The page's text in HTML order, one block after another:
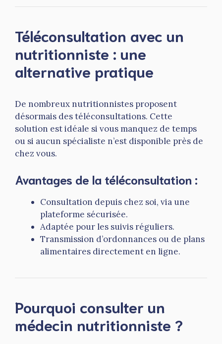
Téléconsultation avec un
nutritionniste : une
alternative pratique
De nombreux nutritionnistes proposent
désormais des téléconsultations. Cette
solution est idéale si vous manquez de temps
ou si aucun spécialiste n’est disponible près de
chez vous.
Avantages de la téléconsultation :
Consultation depuis chez soi, via une
plateforme sécurisée.
Adaptée pour les suivis réguliers.
Transmission d’ordonnances ou de plans
alimentaires directement en ligne.
Pourquoi consulter un
médecin nutritionniste ?